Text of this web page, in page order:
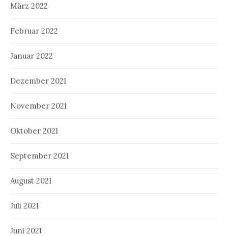
März 2022
Februar 2022
Januar 2022
Dezember 2021
November 2021
Oktober 2021
September 2021
August 2021
Juli 2021
Juni 2021